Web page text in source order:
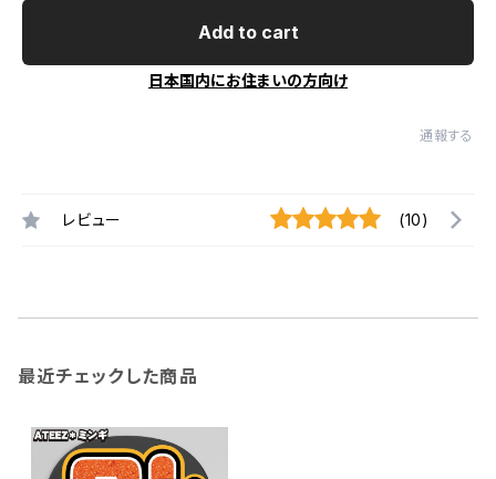
Add to cart
日本国内にお住まいの方向け
通報する
レビュー (10)
最近チェックした商品